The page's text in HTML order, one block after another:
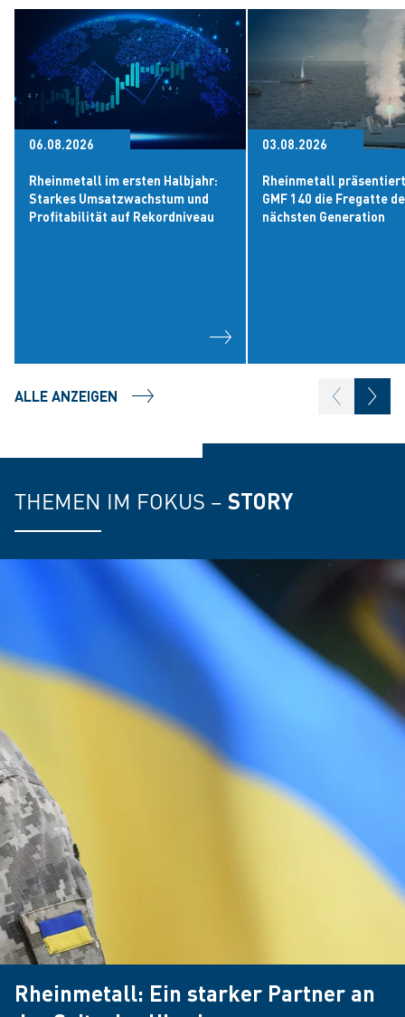
06.08.2026
Rheinmetall im ersten Halbjahr:
Starkes Umsatzwachstum und
Profitabilität auf Rekordniveau
03.08.2026
Rheinmetall
GMF 140 die Fregatte
nächsten Generation
ALLE ANZEIGEN
THEMEN IM FOKUS – STORY
Rheinmetall: Ein starker Partner an